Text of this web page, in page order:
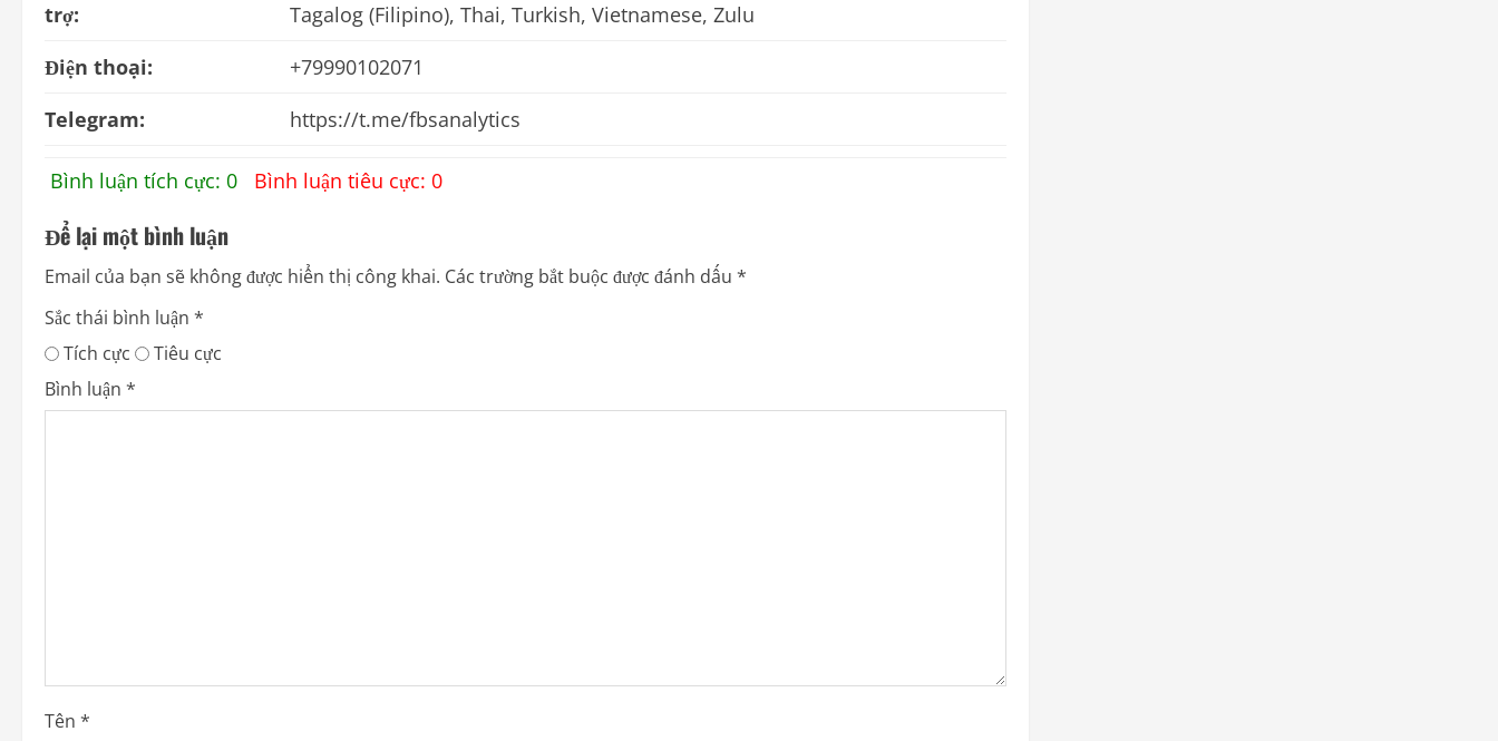
trợ:
Tagalog (Filipino), Thai, Turkish, Vietnamese, Zulu
Điện thoại:
+79990102071
Telegram:
https://t.me/fbsanalytics
Bình luận tích cực: 0 Bình luận tiêu cực: 0
Để lại một bình luận
Email của bạn sẽ không được hiển thị công khai. Các trường bắt buộc được đánh dấu *
Sắc thái bình luận *
Tích cực
Tiêu cực
Bình luận *
Tên *